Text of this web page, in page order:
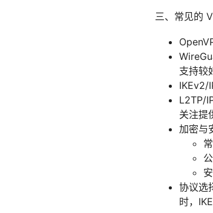
三、常见的
支持较
IKEv2/
L2TP/
关注提
加密与
协议选
时，